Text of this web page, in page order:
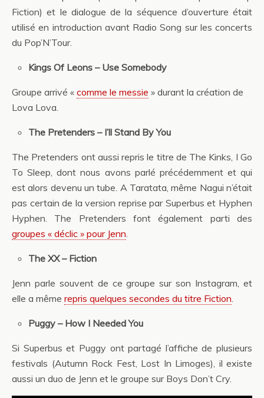
Fiction) et le dialogue de la séquence d’ouverture était
utilisé en introduction avant Radio Song sur les concerts
du Pop’N’Tour.
Kings Of Leons – Use Somebody
Groupe arrivé « comme le messie » durant la création de
Lova Lova.
The Pretenders – I’ll Stand By You
The Pretenders ont aussi repris le titre de The Kinks, I Go
To Sleep, dont nous avons parlé précédemment et qui
est alors devenu un tube. A Taratata, même Nagui n’était
pas certain de la version reprise par Superbus et Hyphen
Hyphen. The Pretenders font également parti des
groupes « déclic » pour Jenn.
The XX – Fiction
Jenn parle souvent de ce groupe sur son Instagram, et
elle a même repris quelques secondes du titre Fiction.
Puggy – How I Needed You
Si Superbus et Puggy ont partagé l’affiche de plusieurs
festivals (Autumn Rock Fest, Lost In Limoges), il existe
aussi un duo de Jenn et le groupe sur Boys Don’t Cry.